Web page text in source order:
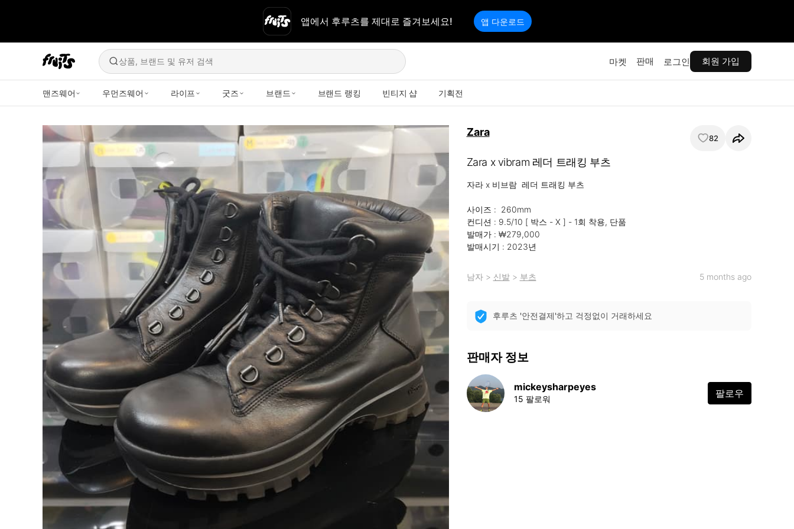
앱에서 후루츠를 제대로 즐겨보세요! 앱 다운로드
상품, 브랜드 및 유저 검색 마켓 판매 로그인 회원 가입
맨즈웨어 우먼즈웨어 라이프 굿즈 브랜드 브랜드 랭킹 빈티지 샵 기획전
Zara 82
Zara x vibram 레더 트래킹 부츠
자라 x 비브람  레더 트래킹 부츠
사이즈 :  260mm
컨디션 : 9.5/10 [ 박스 - X ] - 1회 착용, 단품
발매가 : ₩279,000
발매시기 : 2023년
남자> 신발> 부츠 5 months ago
후루츠 '안전결제'하고 걱정없이 거래하세요
판매자 정보
mickeysharpeyes
15 팔로워 팔로우